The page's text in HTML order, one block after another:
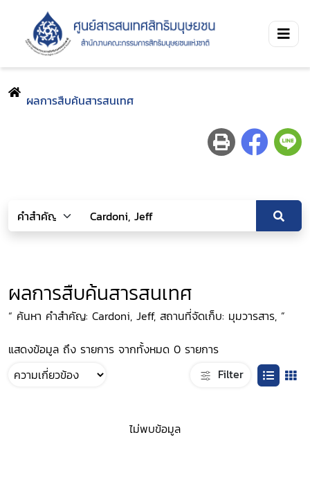
ผลการสืบค้นสารสนเทศ
ผลการสืบค้นสารสนเทศ
“ ค้นหา คำสำคัญ: Cardoni, Jeff, สถานที่จัดเก็บ: มุมวารสาร, ”
แสดงข้อมูล ถึง รายการ จากทั้งหมด 0 รายการ
Filter
ไม่พบข้อมูล